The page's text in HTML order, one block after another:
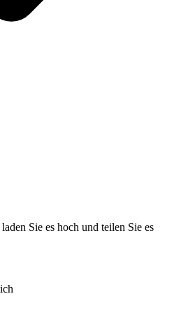
Sie es hoch und teilen Sie es